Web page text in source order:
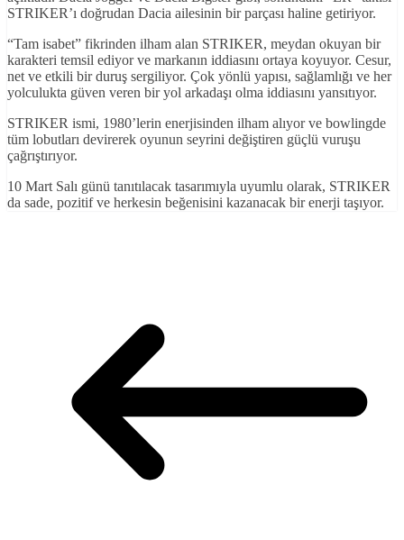
STRIKER’ı doğrudan Dacia ailesinin bir parçası haline getiriyor.
“Tam isabet” fikrinden ilham alan STRIKER, meydan okuyan bir
karakteri temsil ediyor ve markanın iddiasını ortaya koyuyor. Cesur,
net ve etkili bir duruş sergiliyor. Çok yönlü yapısı, sağlamlığı ve her
yolculukta güven veren bir yol arkadaşı olma iddiasını yansıtıyor.
STRIKER ismi, 1980’lerin enerjisinden ilham alıyor ve bowlingde
tüm lobutları devirerek oyunun seyrini değiştiren güçlü vuruşu
çağrıştırıyor.
10 Mart Salı günü tanıtılacak tasarımıyla uyumlu olarak, STRIKER
da sade, pozitif ve herkesin beğenisini kazanacak bir enerji taşıyor.